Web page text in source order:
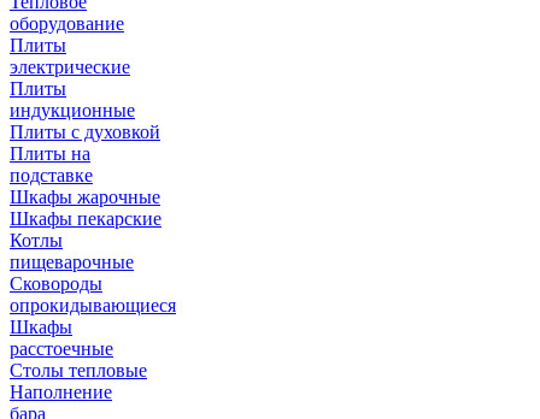
оборудование
Плиты
электрические
Плиты
индукционные
Плиты с духовкой
Плиты на
подставке
Шкафы жарочные
Шкафы пекарские
Котлы
пищеварочные
Сковороды
опрокидывающиеся
Шкафы
расстоечные
Столы тепловые
Наполнение
бара